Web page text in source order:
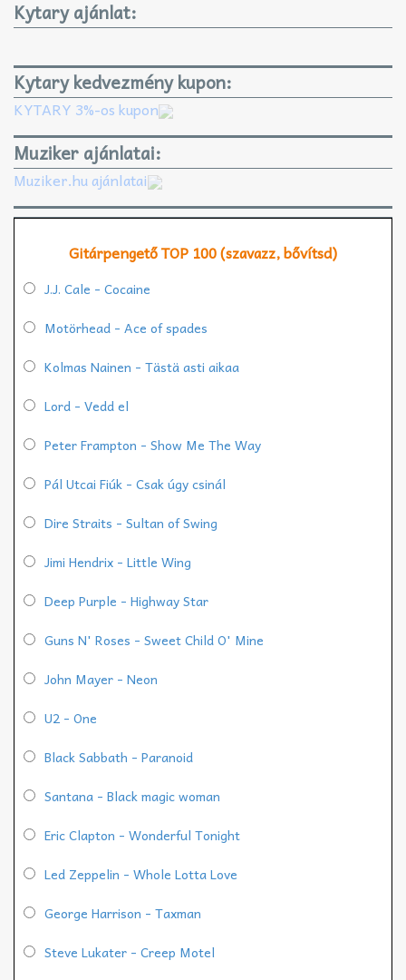
Kytary ajánlat:
Kytary kedvezmény kupon:
KYTARY 3%-os kupon
Muziker ajánlatai:
Muziker.hu ajánlatai
Gitárpengető TOP 100 (szavazz, bővítsd)
J.J. Cale - Cocaine
Motörhead - Ace of spades
Kolmas Nainen - Tästä asti aikaa
Lord - Vedd el
Peter Frampton - Show Me The Way
Pál Utcai Fiúk - Csak úgy csinál
Dire Straits - Sultan of Swing
Jimi Hendrix - Little Wing
Deep Purple - Highway Star
Guns N' Roses - Sweet Child O' Mine
John Mayer - Neon
U2 - One
Black Sabbath - Paranoid
Santana - Black magic woman
Eric Clapton - Wonderful Tonight
Led Zeppelin - Whole Lotta Love
George Harrison - Taxman
Steve Lukater - Creep Motel